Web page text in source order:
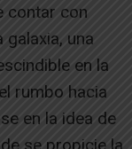
contar con
una
en la
rumbo hacia
en la idea de